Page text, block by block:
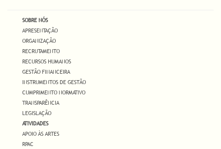
SOBRE NÓS
APRESENTAÇÃO
ORGANIZAÇÃO
RECRUTAMENTO
RECURSOS HUMANOS
GESTÃO FINANCEIRA
INSTRUMENTOS DE GESTÃO
CUMPRIMENTO NORMATIVO
TRANSPARÊNCIA
LEGISLAÇÃO
ATIVIDADES
APOIO ÀS ARTES
RPAC